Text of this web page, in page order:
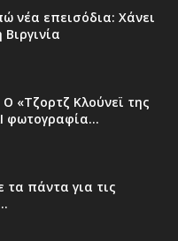
νέα επεισόδια: Χάνει
Ο «Τζορτζ Κλούνεϊ της
φωτογραφία...
πάντα για τις